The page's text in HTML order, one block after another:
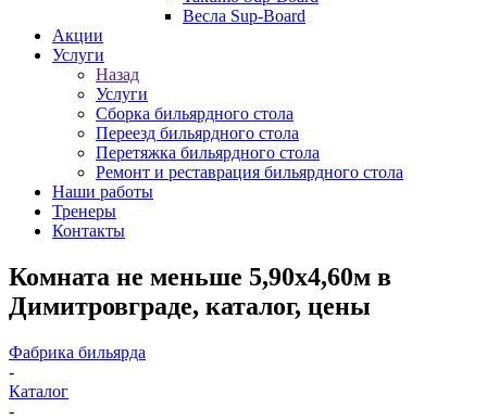
Весла Sup-Board
Акции
Услуги
Назад
Услуги
Сборка бильярдного стола
Переезд бильярдного стола
Перетяжка бильярдного стола
Ремонт и реставрация бильярдного стола
Наши работы
Тренеры
Контакты
Комната не меньше 5,90х4,60м в
Димитровграде, каталог, цены
Фабрика бильярда
-
Каталог
-